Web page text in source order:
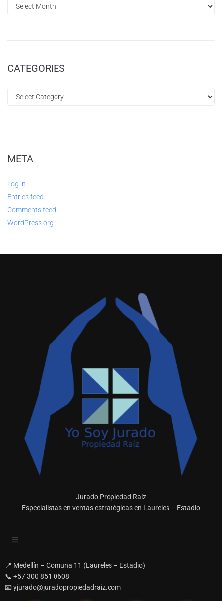
CATEGORIES
META
Log in
Entries feed
Comments feed
WordPress.org
Jurado Propiedad Raíz
Especialistas en ventas estratégicas en Laureles – Estadio
📍 Medellín – Comuna 11 (Laureles – Estadio)
📞 +57 300 851 0608
📧 yjurado@juradopropiedadraiz.com